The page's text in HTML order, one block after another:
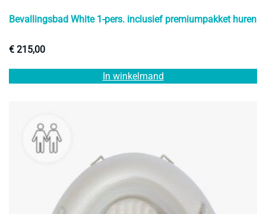
Bevallingsbad White 1-pers. inclusief premiumpakket huren
€ 215,00
In winkelmand